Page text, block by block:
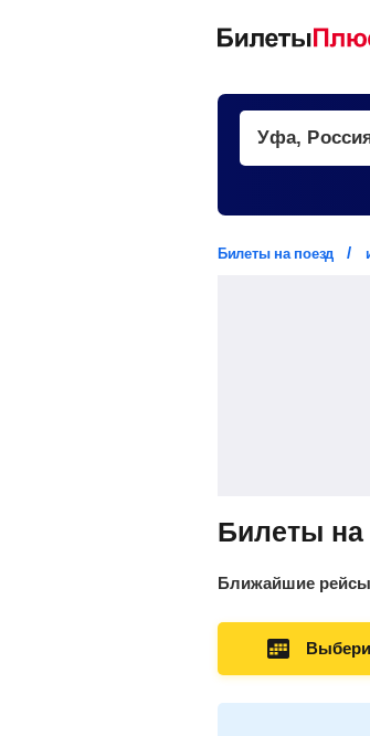
Билеты на поезд
Билеты
Ближайшие